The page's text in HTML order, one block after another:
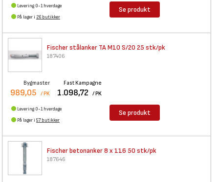
Levering 0-1 hverdage
På lager i 26 butikker
Se produkt
Fischer stålanker TA M10 S/20 25 stk/pk
187406
Bygmaster
989,05 / PK
Fast Kampagne
1.098,72 / PK
Levering 0-1 hverdage
På lager i 57 butikker
Se produkt
Fischer betonanker 8 x 116 50 stk/pk
187646